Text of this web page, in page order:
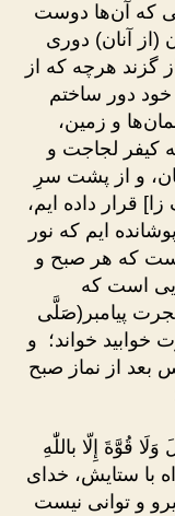
که آن‌ها دوست
(از آنان) دوری
گزند هرچه که از
خود دور ساختم
و زمین،
کیفر لجاجت و
و از پشت سرِ
قرار داده ایم،
ایم که نور
است که هر صبح و
است که
پیامبر(صَلَّى
خوابید خواند؛ و
از نماز صبح
قُوَّةَ إِلّا باللّٰهِ
با ستایش، خداى
و توانی نیست